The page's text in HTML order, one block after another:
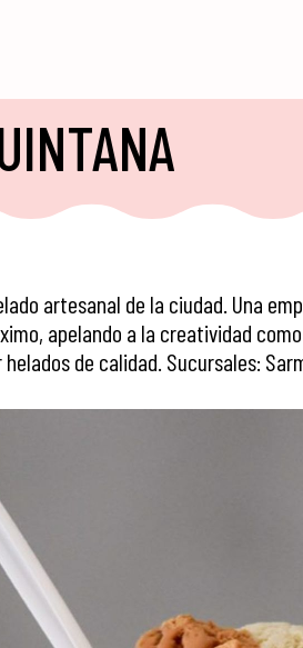
artesanal de la ciudad. Una
apelando a la creatividad
de calidad. Sucursales: